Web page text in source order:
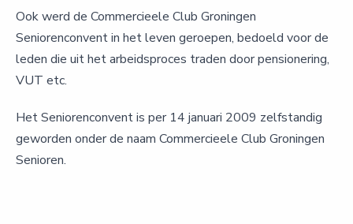
Ook werd de Commercieele Club Groningen
Seniorenconvent in het leven geroepen, bedoeld voor de
leden die uit het arbeidsproces traden door pensionering,
VUT etc.
Het Seniorenconvent is per 14 januari 2009 zelfstandig
geworden onder de naam Commercieele Club Groningen
Senioren.